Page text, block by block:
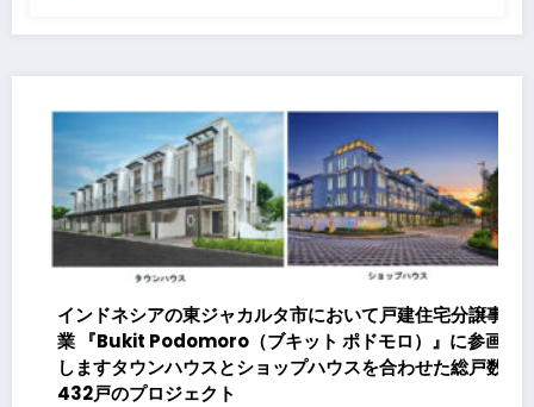
戸建住宅分譲事
ロ）』に参画
合わせた総戸数